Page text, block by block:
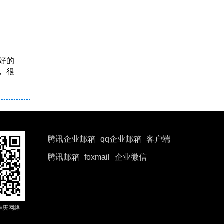
的
很
庆网络
腾讯企业邮箱 qq企业邮箱 客户端
腾讯邮箱 foxmail 企业微信